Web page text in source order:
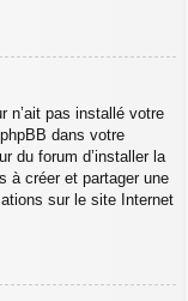
n’ait pas installé votre
dans votre
du forum d’installer la
à créer et partager une
sur le site Internet